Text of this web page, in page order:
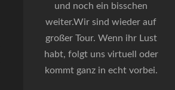
und noch ein bisschen
weiter.Wir sind wieder auf
großer Tour. Wenn ihr Lust
habt, folgt uns virtuell oder
kommt ganz in echt vorbei.